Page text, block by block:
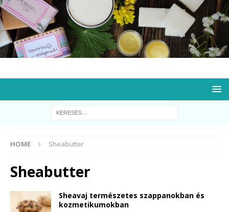
HOME Sheabutter
Sheabutter
Sheavaj természetes szappanokban és
kozmetikumokban